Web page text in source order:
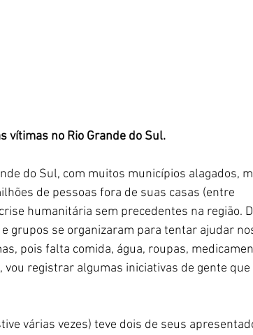
vítimas no Rio Grande do Sul.
do Sul, com muitos municípios alagados,
de pessoas fora de suas casas (entre
humanitária sem precedentes na região.
grupos se organizaram para tentar ajudar
pois falta comida, água, roupas,
registrar algumas iniciativas de gente que
várias vezes) teve dois de seus